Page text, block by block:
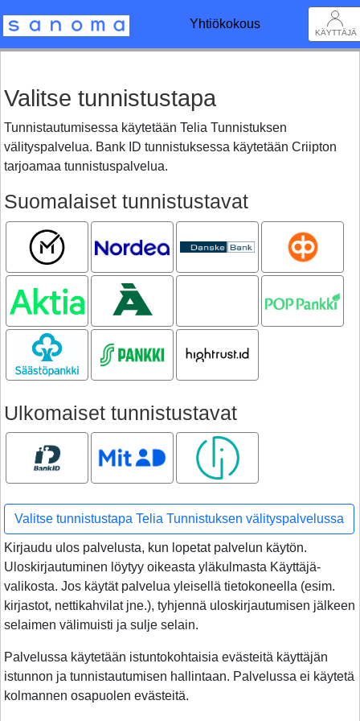
KÄYTTÄJÄ
Yhtiökokous
Valitse tunnistustapa
Tunnistautumisessa käytetään Telia Tunnistuksen
välityspalvelua. Bank ID tunnistuksessa käytetään Criipton
tarjoamaa tunnistuspalvelua.
Suomalaiset tunnistustavat
Mobiilivarmenne
Bank
OP
Aktia Ålandsbanken
Säästöpankki S-pankki
Ulkomaiset tunnistustavat
Bank ID MitID Smart ID
Valitse tunnistustapa Telia Tunnistuksen välityspalvelussa
Kirjaudu ulos palvelusta, kun lopetat palvelun käytön.
Uloskirjautuminen löytyy oikeasta yläkulmasta Käyttäjä-
valikosta. Jos käytät palvelua yleisellä tietokoneella (esim.
kirjastot, nettikahvilat jne.), tyhjennä uloskirjautumisen jälkeen
selaimen välimuisti ja sulje selain.
Palvelussa käytetään istuntokohtaisia evästeitä käyttäjän
istunnon ja tunnistautumisen hallintaan. Palvelussa ei käytetä
kolmannen osapuolen evästeitä.